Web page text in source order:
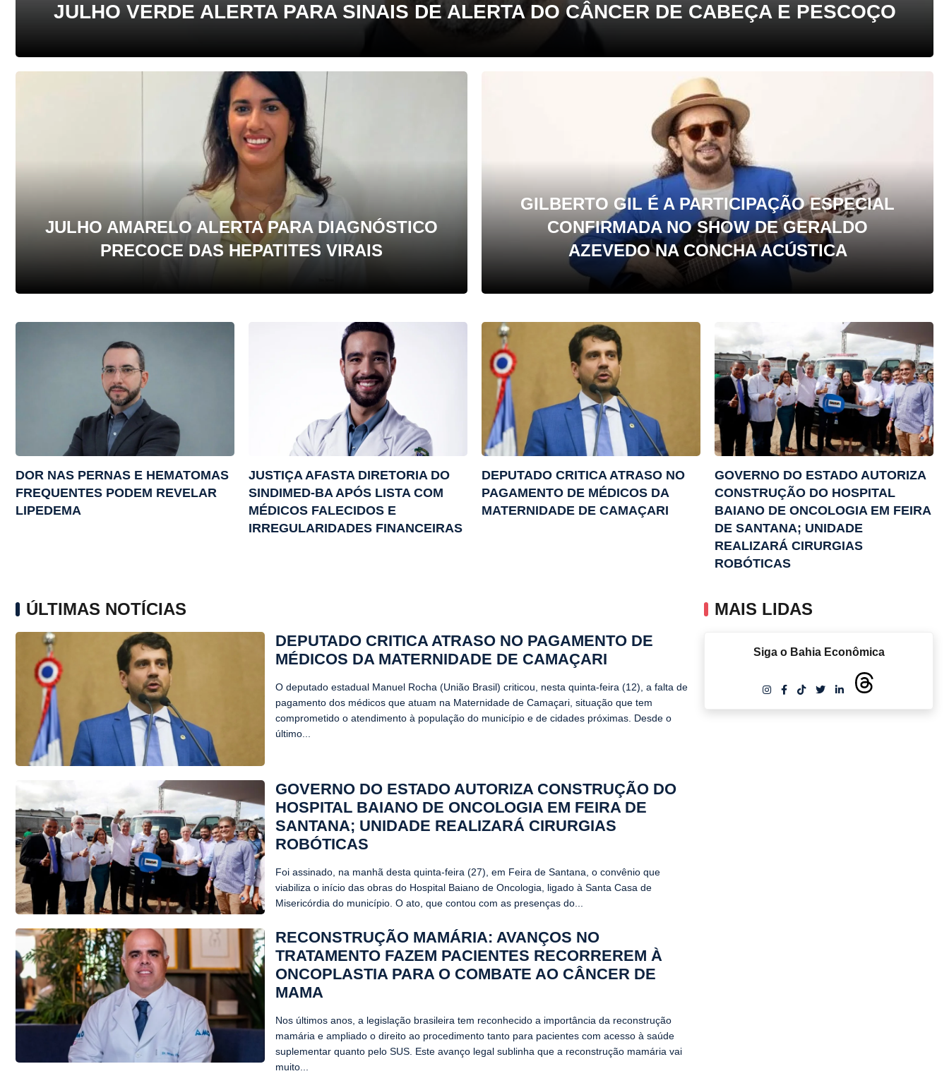
JULHO VERDE ALERTA PARA SINAIS DE ALERTA DO CÂNCER DE CABEÇA E PESCOÇO
JULHO AMARELO ALERTA PARA DIAGNÓSTICO
PRECOCE DAS HEPATITES VIRAIS
GILBERTO GIL É A PARTICIPAÇÃO ESPECIAL
CONFIRMADA NO SHOW DE GERALDO
AZEVEDO NA CONCHA ACÚSTICA
DOR NAS PERNAS E HEMATOMAS
FREQUENTES PODEM REVELAR
LIPEDEMA
JUSTIÇA AFASTA DIRETORIA DO
SINDIMED-BA APÓS LISTA COM
MÉDICOS FALECIDOS E
IRREGULARIDADES FINANCEIRAS
DEPUTADO CRITICA ATRASO NO
PAGAMENTO DE MÉDICOS DA
MATERNIDADE DE CAMAÇARI
GOVERNO DO ESTADO AUTORIZA
CONSTRUÇÃO DO HOSPITAL
BAIANO DE ONCOLOGIA EM FEIRA
DE SANTANA; UNIDADE
REALIZARÁ CIRURGIAS
ROBÓTICAS
ÚLTIMAS NOTÍCIAS
DEPUTADO CRITICA ATRASO NO PAGAMENTO DE
MÉDICOS DA MATERNIDADE DE CAMAÇARI
O deputado estadual Manuel Rocha (União Brasil) criticou, nesta quinta-feira (12), a falta de
pagamento dos médicos que atuam na Maternidade de Camaçari, situação que tem
comprometido o atendimento à população do município e de cidades próximas. Desde o
último...
GOVERNO DO ESTADO AUTORIZA CONSTRUÇÃO DO
HOSPITAL BAIANO DE ONCOLOGIA EM FEIRA DE
SANTANA; UNIDADE REALIZARÁ CIRURGIAS
ROBÓTICAS
Foi assinado, na manhã desta quinta-feira (27), em Feira de Santana, o convênio que
viabiliza o início das obras do Hospital Baiano de Oncologia, ligado à Santa Casa de
Misericórdia do município. O ato, que contou com as presenças do...
RECONSTRUÇÃO MAMÁRIA: AVANÇOS NO
TRATAMENTO FAZEM PACIENTES RECORREREM À
ONCOPLASTIA PARA O COMBATE AO CÂNCER DE
MAMA
Nos últimos anos, a legislação brasileira tem reconhecido a importância da reconstrução
mamária e ampliado o direito ao procedimento tanto para pacientes com acesso à saúde
suplementar quanto pelo SUS. Este avanço legal sublinha que a reconstrução mamária vai
muito...
MAIS LIDAS
Siga o Bahia Econômica